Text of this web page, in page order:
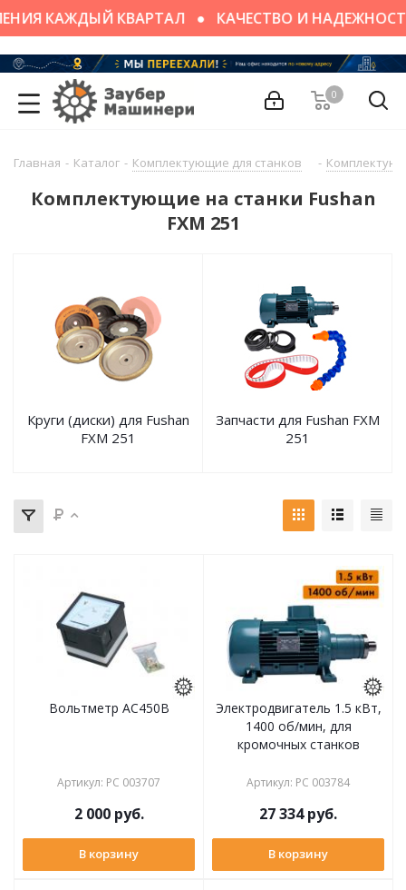
КАЖДЫЙ КВАРТАЛ КАЧЕСТВО И
0
Главная - Каталог - Комплектующие для станков -
Комплектующие на станки Fushan
FXM 251
Круги (диски) для Fushan
FXM 251
Запчасти для Fushan FXM
251
Вольтметр АС450В
Артикул: РС 003707
2 000руб.
В корзину
Электродвигатель 1.5 кВт,
1400 об/мин, для
кромочных станков
Артикул: РС 003784
27 334руб.
В корзину